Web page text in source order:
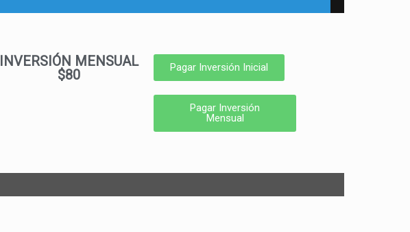
INVERSIÓN MENSUAL
$80
Pagar Inversión Inicial
Pagar Inversión
Mensual